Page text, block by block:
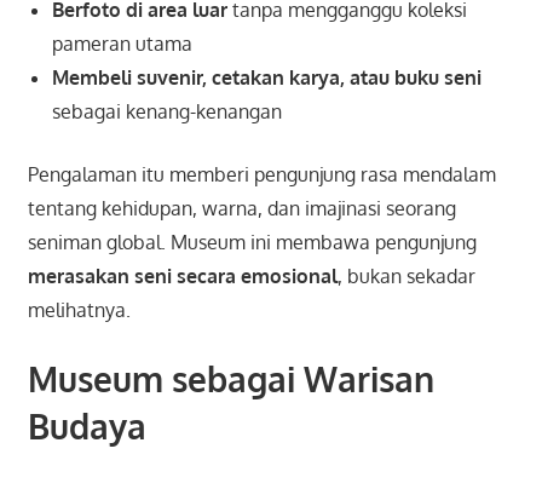
Berfoto di area luartanpa mengganggu koleksi
pameran utama
Membeli suvenir, cetakan karya, atau buku seni
sebagai kenang-kenangan
Pengalaman itu memberi pengunjung rasa mendalam
tentang kehidupan, warna, dan imajinasi seorang
seniman global. Museum ini membawa pengunjung
merasakan seni secara emosional, bukan sekadar
melihatnya.
Museum sebagai Warisan
Budaya